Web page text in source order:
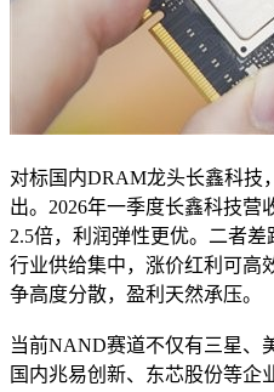
对标国内DRAM龙头长鑫科技
出。2026年一季度长鑫科技营
2.5倍，利润弹性更优。二者
行业供给集中，涨价红利可高
争高度分散，盈利天然承压。
当前NAND赛道不仅有三星、
国内兆易创新、东芯股份等企